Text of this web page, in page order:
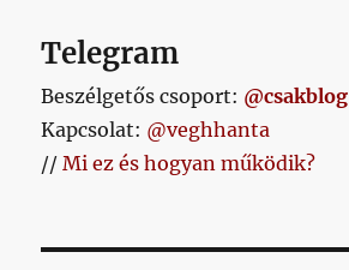
Telegram
Beszélgetős csoport: @csakblog
Kapcsolat: @veghhanta
//Mi ez és hogyan működik?